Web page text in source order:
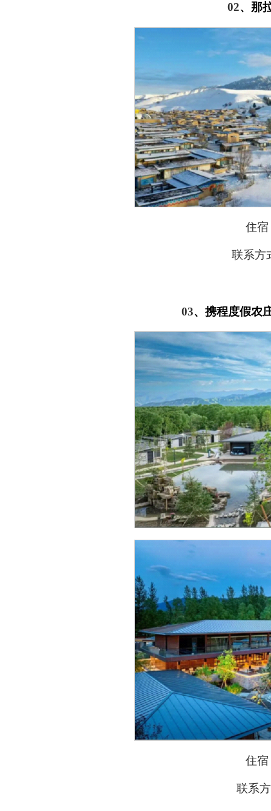
02、 那
住宿
联系方
03、 携程度假农
住宿
联系